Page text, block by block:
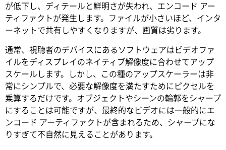
が低下し、ディテールと鮮明さが失われ、エンコード アー
ティファクトが発生します。ファイルが小さいほど、インタ
ーネットで共有しやすくなりますが、画質は劣ります。
通常、視聴者のデバイスにあるソフトウェアはビデオファ
イルをディスプレイのネイティブ解像度に合わせてアップ
スケールします。しかし、この種のアップスケーラーは非
常にシンプルで、必要な解像度を満たすためにピクセルを
乗算するだけです。オブジェクトやシーンの輪郭をシャープ
にすることは可能ですが、最終的なビデオには一般的にエ
ンコード アーティファクトが含まれるため、シャープにな
りすぎて不自然に見えることがあります。